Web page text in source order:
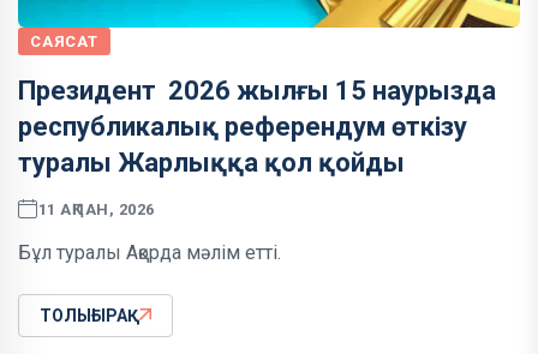
САЯСАТ
Президент 2026 жылғы 15 наурызда
республикалық референдум өткізу
туралы Жарлыққа қол қойды
11 АҚПАН, 2026
Бұл туралы Ақорда мәлім етті.
ТОЛЫҒЫРАҚ